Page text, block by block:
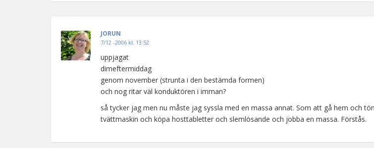
JORUN
7/12 -2006 kl. 13:52
uppjagat
dimeftermiddag
genom november (strunta i den bestämda formen)
och nog ritar väl konduktören i imman?
så tycker jag men nu måste jag syssla med en massa annat. Som att gå hem och
tvättmaskin och köpa hosttabletter och slemlösande och jobba en massa. Förstås.